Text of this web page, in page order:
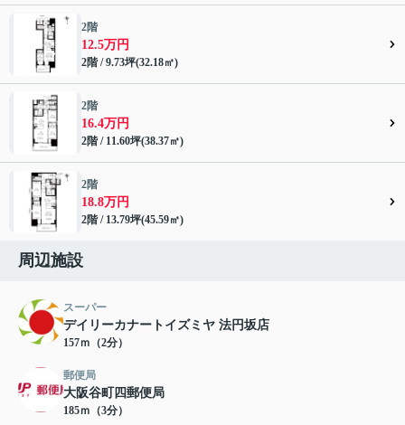
2階
12.5万円
2階 / 9.73坪(32.18㎡)
2階
16.4万円
2階 / 11.60坪(38.37㎡)
2階
18.8万円
2階 / 13.79坪(45.59㎡)
周辺施設
スーパー
デイリーカナートイズミヤ 法円坂店
157ｍ（2分）
郵便局
大阪谷町四郵便局
185ｍ（3分）